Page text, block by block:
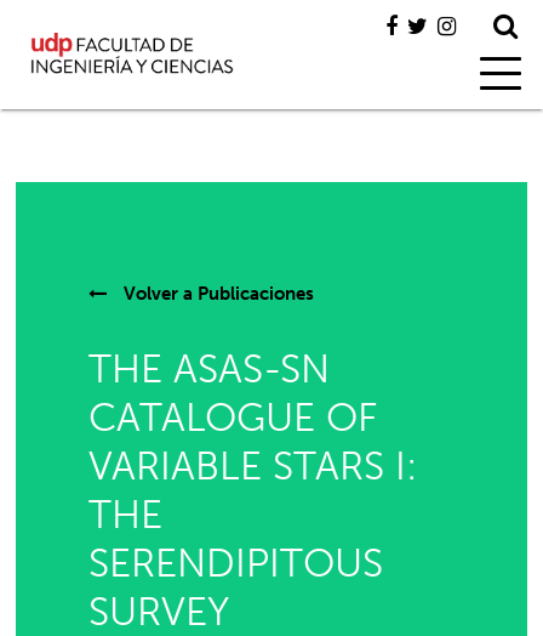
Volver a Publicaciones
THE ASAS-SN
CATALOGUE OF
VARIABLE STARS I:
THE
SERENDIPITOUS
SURVEY